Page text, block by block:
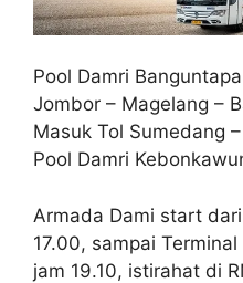
Pool Damri
Jombor – Magelang –
Masuk Tol Sumedang
Pool Damri
Armada Dami start
17.00, sampai
jam 19.10, istirahat di